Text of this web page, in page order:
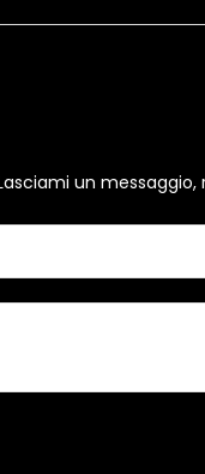
un messaggio,